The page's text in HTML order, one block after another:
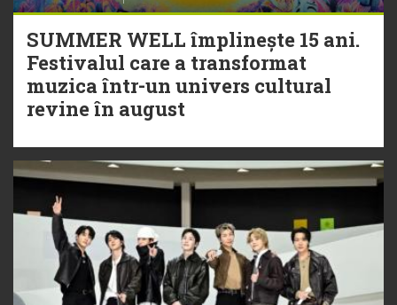
SUMMER WELL împlinește 15 ani.
Festivalul care a transformat
muzica într-un univers cultural
revine în august